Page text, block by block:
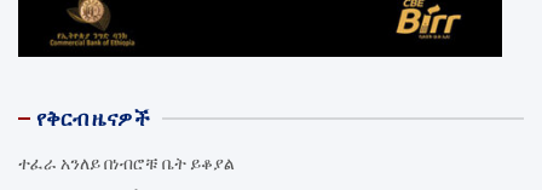
የቅርብ ዜናዎች
ተፈራ አንለይ በነብሮቹ ቤት ይቆያል